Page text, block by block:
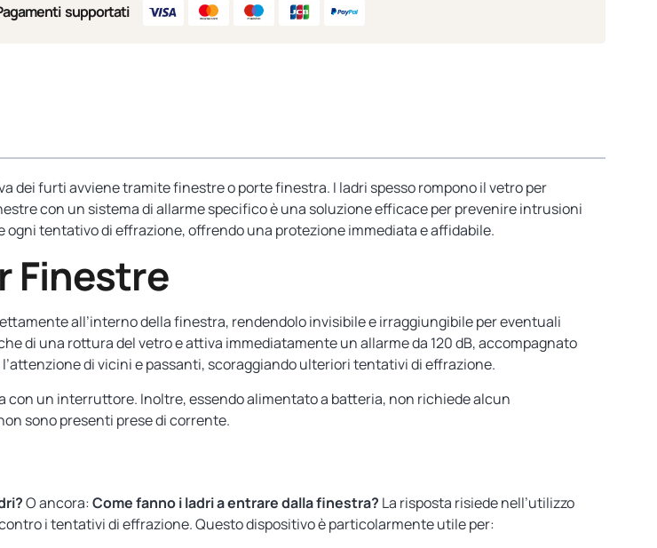
supportati
dei furti avviene tramite finestre o porte finestra. I ladri spesso rompono il vetro per
con un sistema di allarme specifico è una soluzione efficace per prevenire intrusioni
tentativo di effrazione, offrendo una protezione immediata e affidabile.
Finestre
all’interno della finestra, rendendolo invisibile e irraggiungibile per eventuali
di una rottura del vetro e attiva immediatamente un allarme da 120 dB, accompagnato
di vicini e passanti, scoraggiando ulteriori tentativi di effrazione.
con un interruttore. Inoltre, essendo alimentato a batteria, non richiede alcun
sono presenti prese di corrente.
O ancora:Come fanno i ladri a entrare dalla finestra? La risposta risiede nell’utilizzo
i tentativi di effrazione. Questo dispositivo è particolarmente utile per: